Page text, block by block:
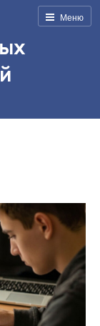
Меню